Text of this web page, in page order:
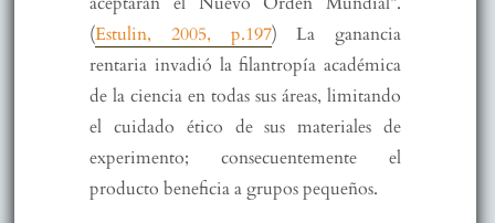
(Estulin, 2005, p.197) La ganancia
rentaria invadió la filantropía académica
de la ciencia en todas sus áreas, limitando
el cuidado ético de sus materiales de
experimento; consecuentemente el
producto beneficia a grupos pequeños.